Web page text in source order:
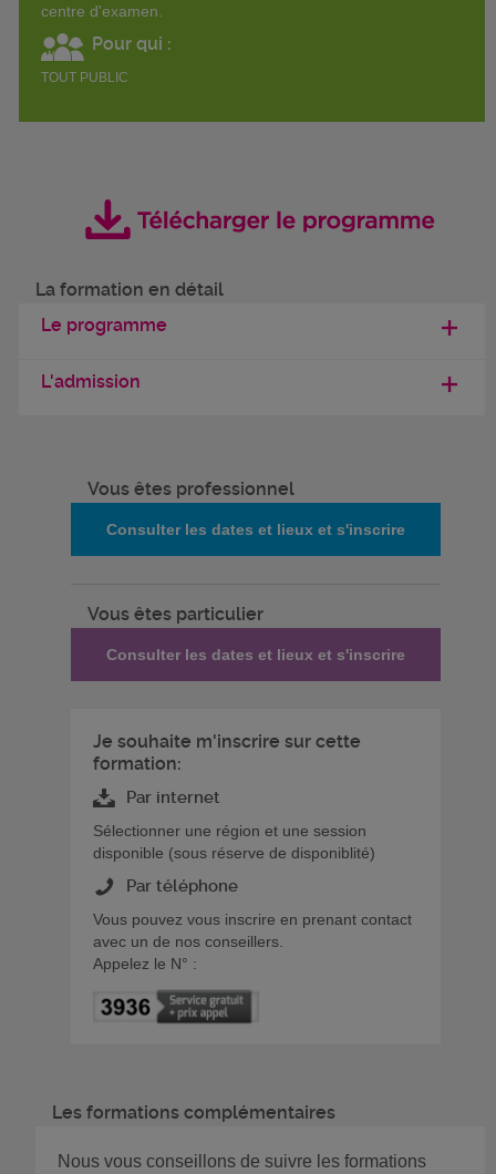
centre d'examen.
Pour qui :
TOUT PUBLIC
La formation en détail
Le programme
L'admission
Vous êtes professionnel
Consulter les dates et lieux et s'inscrire
Vous êtes particulier
Consulter les dates et lieux et s'inscrire
Je souhaite m'inscrire sur cette
formation:
Par internet
Sélectionner une région et une session
disponible (sous réserve de disponiblité)
Par téléphone
Vous pouvez vous inscrire en prenant contact
avec un de nos conseillers.
Appelez le N° :
Les formations complémentaires
Nous vous conseillons de suivre les formations